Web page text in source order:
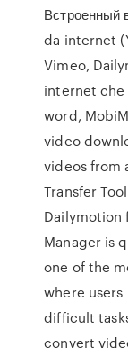
da internet
Vimeo,
internet che
word,
video
videos from
Transfer
Dailymotion
Manager is
one of the
where users
difficult
convert